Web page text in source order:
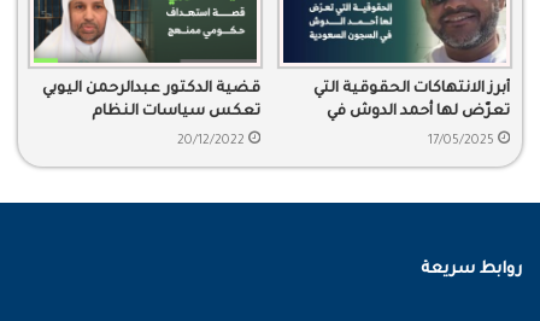
أبرز الانتهاكات الحقوقية التي
تعرّض لها أحمد الدوش في
السجون السعودية
17/05/2025
قضية الدكتور عبدالرحمن اليوبي
تعكس سياسات النظام
القمعية
20/12/2022
روابط سريعة